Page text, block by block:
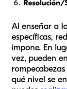
Resolución/
Al enseñar a
específicas,
impone. En
vez, pueden
qué nivel se